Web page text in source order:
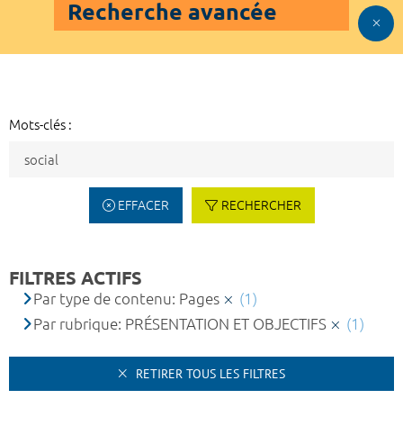
Recherche avancée
Mots-clés :
EFFACER RECHERCHER
FILTRES ACTIFS
Par type de contenu: Pages
(1)
Par rubrique: PRÉSENTATION ET OBJECTIFS
(1)
RETIRER TOUS LES FILTRES